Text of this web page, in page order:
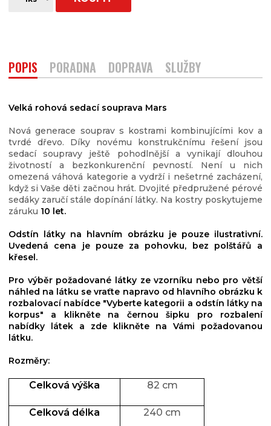
POPIS PORADNA DOPRAVA SLUŽBY
Velká rohová sedací souprava Mars
Nová generace souprav s kostrami kombinujícími kov a
tvrdé dřevo. Díky novému konstrukčnímu řešení jsou
sedací soupravy ještě pohodlnější a vynikají dlouhou
životností a bezkonkurenční pevností. Není u nich
omezená váhová kategorie a vydrží i nešetrné zacházení,
když si Vaše děti začnou hrát. Dvojité předpružené pérové
sedáky zaručí stále dopínání látky. Na kostry poskytujeme
záruku 10 let.
Odstín látky na hlavním obrázku je pouze ilustrativní.
Uvedená cena je pouze za pohovku, bez polštářů a
křesel.
Pro výběr požadované látky ze vzorníku nebo pro větší
náhled na látku se vraťte napravo od hlavního obrázku k
rozbalovací nabídce "Vyberte kategorii a odstín látky na
korpus" a
klikněte na černou šipku pro rozbalení
nabídky látek a zde klikněte na Vámi požadovanou
látku.
Rozměry:
Celková výška 82 cm
Celková délka 240 cm